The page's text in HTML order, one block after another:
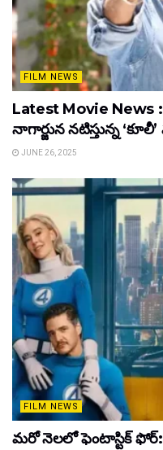
FILM NEWS
Latest Movie News
నాగార్జున నటిస్తున్న
JUNE 26, 2025
FILM NEWS
మరో నెలలో ఫెంటాస్టిక్ ఫోర్: